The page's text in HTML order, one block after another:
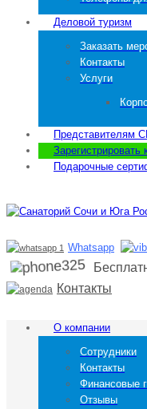
Деловой туризм
Заказать
Контакты
Услуги
Представителям
Подарочные
Whatsapp
Контакты
О компании
Сотрудники
Контакты
Финансовые
Отзывы